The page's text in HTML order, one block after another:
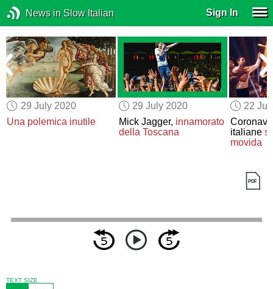
News in Slow Italian Sign In
29 July 2020
Una polemica inutile
29 July 2020
Mick Jagger, innamorato
della Toscana
22
italiane
movida
TEXT SIZE